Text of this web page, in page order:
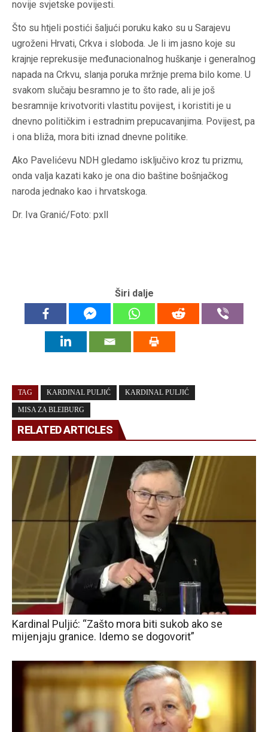
novije svjetske povijesti.
Što su htjeli postići šaljući poruku kako su u Sarajevu
ugroženi Hrvati, Crkva i sloboda. Je li im jasno koje su
krajnje reprekusije međunacionalnog huškanje i generalnog
napada na Crkvu, slanja poruka mržnje prema bilo kome. U
svakom slučaju besramno je to što rade, ali je još
besramnije krivotvoriti vlastitu povijest, i koristiti je u
dnevno političkim i estradnim prepucavanjima. Povijest, pa
i ona bliža, mora biti iznad dnevne politike.
Ako Pavelićevu NDH gledamo isključivo kroz tu prizmu,
onda valja kazati kako je ona dio baštine bošnjačkog
naroda jednako kao i hrvatskoga.
Dr. Iva Granić/Foto: pxll
Širi dalje
TAG KARDINAL PULJIĆ KARDINAL PULJIĆ
MISA ZA BLEIBURG
RELATED ARTICLES
Kardinal Puljić: “Zašto mora biti sukob ako se
mijenjaju granice. Idemo se dogovorit”